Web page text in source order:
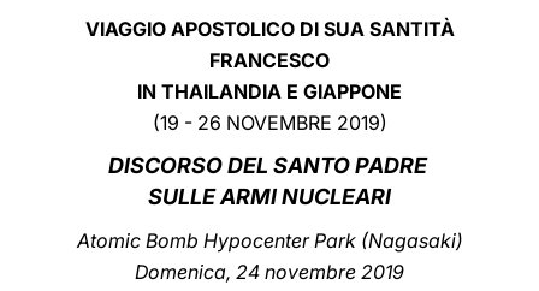
VIAGGIO APOSTOLICO DI SUA SANTITÀ
FRANCESCO
IN THAILANDIA E GIAPPONE
(19 - 26 NOVEMBRE 2019)
DISCORSODEL SANTO PADRE
SULLE ARMI NUCLEARI
Atomic Bomb Hypocenter Park (Nagasaki)
Domenica, 24 novembre 2019